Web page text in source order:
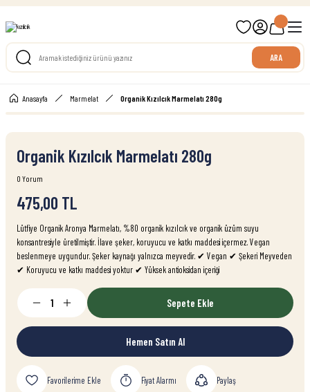
699 TL ve Üzeri Ücretsiz Kargo
ARA
Anasayfa Marmelat Organik Kızılcık Marmelatı 280g
Organik Kızılcık Marmelatı 280g
0 Yorum
475,00 TL
Lütfiye Organik Aronya Marmelatı, %80 organik kızılcık ve organik üzüm suyu
konsantresiyle üretilmiştir. İlave şeker, koruyucu ve katkı maddesi içermez. Vegan
beslenmeye uygundur. Şeker kaynağı yalnızca meyvedir. ✔ Vegan ✔ Şekeri Meyveden
✔ Koruyucu ve katkı maddesi yoktur ✔ Yüksek antioksidan içeriği
Sepete Ekle
Hemen Satın Al
Fiyat Alarmı Paylaş